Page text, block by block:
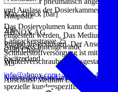
und Auslass der Dosierkammer
Das Dosiervolumen kann durch eine
eingestellt werden. Das Medium
Pumpe ausgestossen. Der
Schmierstoffversorgung ist mit einer
Winkelverschraubung ausgestattet.
Neben den Standarddüsen fertigt
spezielle kundenspezifische Düsen,
Max. Druck [bar]
200
Anschluss Innengewinde
M5
Anschluss Medium Eingang
Hauptsitz
ABNOX AG
Langackerstrasse 25
6330 Cham
Switzerland
info@abnox.com+41 41 780 44 55